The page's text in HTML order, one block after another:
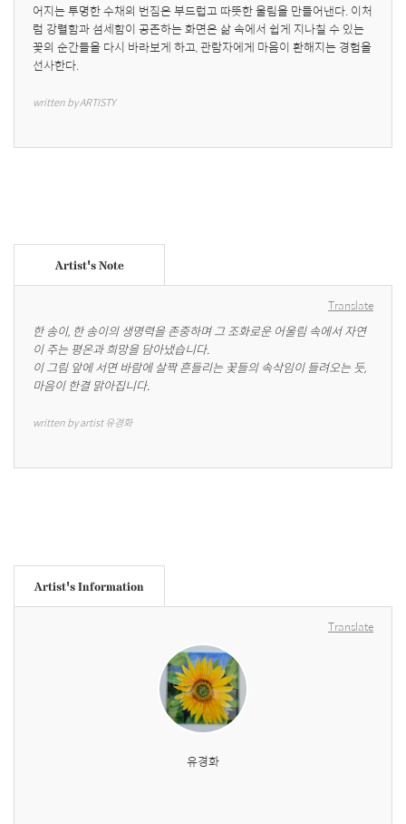
어지는 투명한 수채의 번짐은 부드럽고 따뜻한 울림을 만들어낸다. 이처
럼 강렬함과 섬세함이 공존하는 화면은 삶 속에서 쉽게 지나칠 수 있는
꽃의 순간들을 다시 바라보게 하고, 관람자에게 마음이 환해지는 경험을
선사한다.
written by ARTISTY
Artist's Note
Translate
한 송이, 한 송이의 생명력을 존중하며 그 조화로운 어울림 속에서 자연
이 주는 평온과 희망을 담아냈습니다.
이 그림 앞에 서면 바람에 살짝 흔들리는 꽃들의 속삭임이 들려오는 듯,
마음이 한결 맑아집니다.
written by artist 유경화
Artist's Information
Translate
유경화